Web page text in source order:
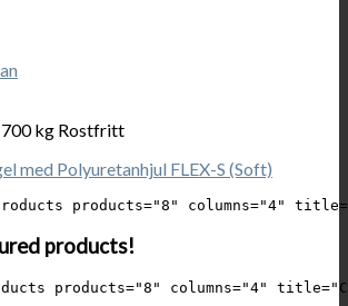
700 kg Rostfritt
med Polyuretanhjul FLEX-S (Soft)
products!